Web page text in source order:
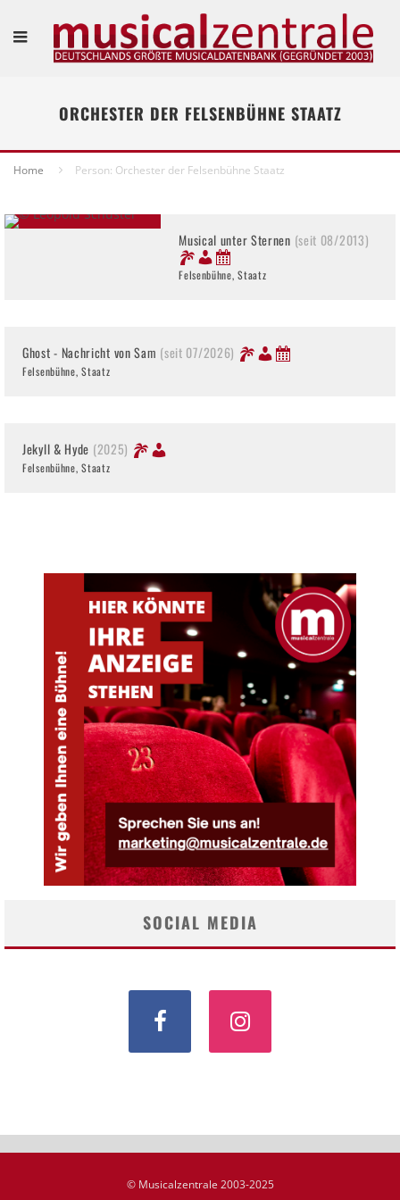
ORCHESTER DER FELSENBÜHNE STAATZ
Home Person: Orchester der Felsenbühne Staatz
Musical unter Sternen (seit 08/2013)
Felsenbühne, Staatz
Ghost - Nachricht von Sam (seit 07/2026)
Felsenbühne, Staatz
Jekyll & Hyde (2025)
Felsenbühne, Staatz
SOCIAL MEDIA
© Musicalzentrale 2003-2025